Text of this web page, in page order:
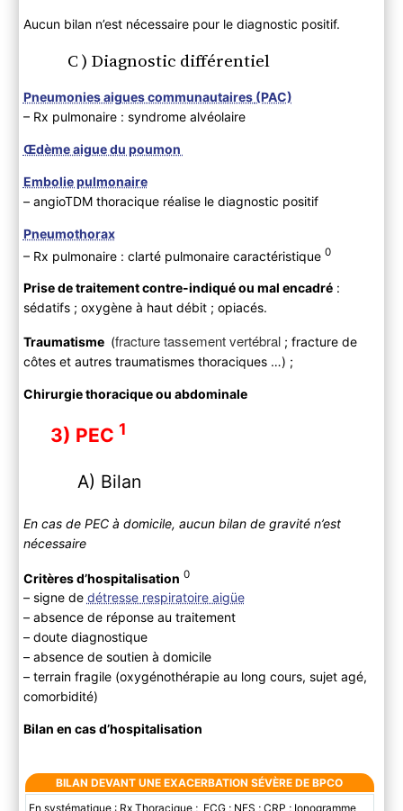
Aucun bilan n’est nécessaire pour le diagnostic positif.
C ) Diagnostic différentiel
Pneumonies aigues communautaires (PAC)
– Rx pulmonaire : syndrome alvéolaire
Œdème aigue du poumon
Embolie pulmonaire
– angioTDM thoracique réalise le diagnostic positif
Pneumothorax
– Rx pulmonaire : clarté pulmonaire caractéristique 0
Prise de traitement contre-indiqué ou mal encadré:
sédatifs ; oxygène à haut débit ; opiacés.
Traumatisme (fracture tassement vertébral; fracture de
côtes et autres traumatismes thoraciques …) ;
Chirurgie thoracique ou abdominale
3) PEC 1
A) Bilan
En cas de PEC à domicile, aucun bilan de gravité n’est
nécessaire
Critères d’hospitalisation 0
– signe de détresse respiratoire aigüe
– absence de réponse au traitement
– doute diagnostique
– absence de soutien à domicile
– terrain fragile (oxygénothérapie au long cours, sujet agé,
comorbidité)
Bilan en cas d’hospitalisation
BILAN DEVANT UNE EXACERBATION SÉVÈRE DE BPCO
En systématique : Rx Thoracique ; ECG ; NFS ; CRP ; Ionogramme